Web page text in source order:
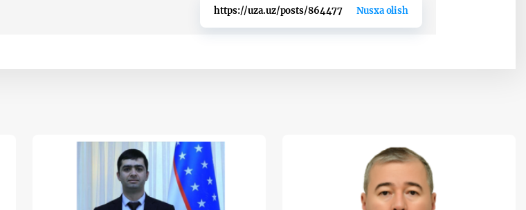
https://uza.uz/posts/864477 Nusxa olish